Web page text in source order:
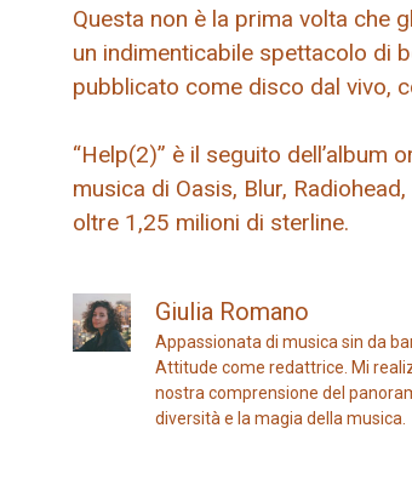
Questa non è la prima volta che
un indimenticabile spettacolo di
pubblicato come disco dal vivo,
“Help(2)” è il seguito dell’album
musica di Oasis, Blur,
oltre 1,25 milioni di sterline.
Giulia Romano
Appassionata di musica sin da
Attitude come redattrice. Mi
nostra comprensione del
diversità e la magia della musica.